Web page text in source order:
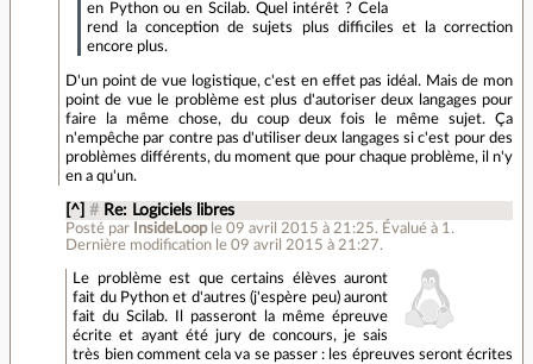
en Python ou en Scilab. Quel intérêt ? Cela
rend la conception de sujets plus difficiles et la correction
encore plus.
D'un point de vue logistique, c'est en effet pas idéal. Mais de mon
point de vue le problème est plus d'autoriser deux langages pour
faire la même chose, du coup deux fois le même sujet. Ça
n'empêche par contre pas d'utiliser deux langages si c'est pour des
problèmes différents, du moment que pour chaque problème, il n'y
en a qu'un.
[^] # Re: Logiciels libres
Posté par InsideLoop le 09 avril 2015 à 21:25. Évalué à 1 .
Dernière modification le 09 avril 2015 à 21:27.
Le problème est que certains élèves auront
fait du Python et d'autres (j'espère peu) auront
fait du Scilab. Il passeront la même épreuve
écrite et ayant été jury de concours, je sais
très bien comment cela va se passer : les épreuves seront écrites